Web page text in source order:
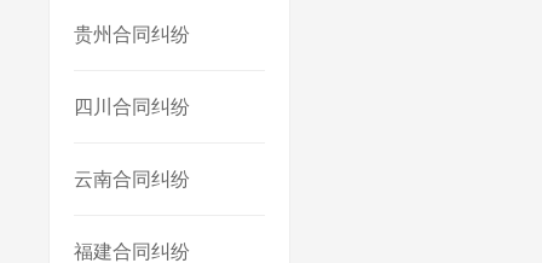
贵州合同纠纷
四川合同纠纷
云南合同纠纷
福建合同纠纷